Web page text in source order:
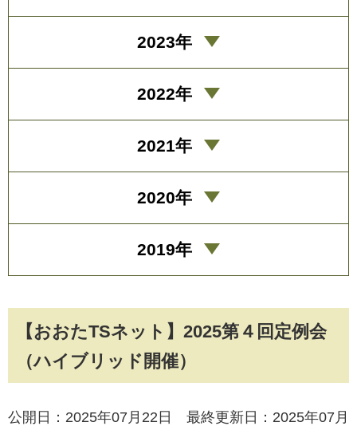
【おおたTSネット】2025第４回定例会
（ハイブリッド開催）
公開日：2025年07月22日 最終更新日：2025年07月
2023年
2022年
2021年
2020年
2019年